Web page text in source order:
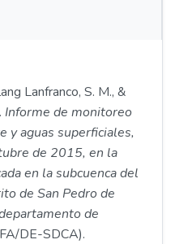
Lanfranco, S. M., &
Informe de monitoreo
y aguas superficiales,
de 2015, en la
en la subcuenca del
de San Pedro de
de
DE-SDCA).